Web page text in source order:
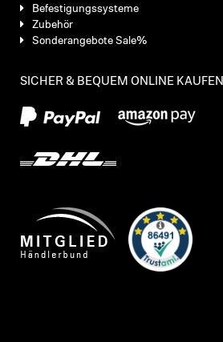
Befestigungssysteme
Zubehör
Sonderangebote Sale%
SICHER & BEQUEM ONLINE KAUFEN